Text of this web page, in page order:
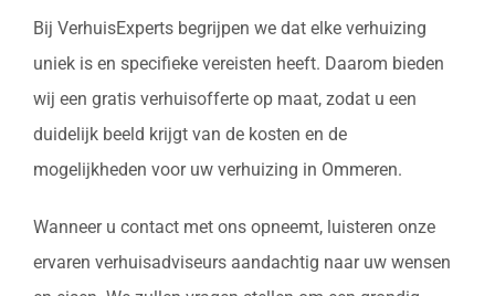
Bij VerhuisExperts begrijpen we dat elke verhuizing
uniek is en specifieke vereisten heeft. Daarom bieden
wij een gratis verhuisofferte op maat, zodat u een
duidelijk beeld krijgt van de kosten en de
mogelijkheden voor uw verhuizing in Ommeren.
Wanneer u contact met ons opneemt, luisteren onze
ervaren verhuisadviseurs aandachtig naar uw wensen